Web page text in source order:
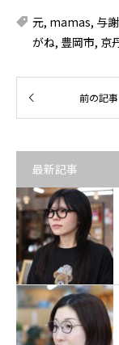
元, mamas, 与
がね, 豊岡市, 京
最新記事